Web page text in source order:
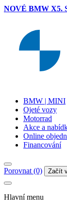
NOVÉ BMW X5.
BMW | MINI
Ojeté vozy
Motorrad
Akce a
Online
Financování
Porovnat (0) Začít
Hlavní menu